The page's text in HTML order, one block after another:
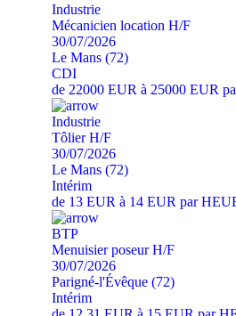
Industrie
Mécanicien location H/F
30/07/2026
Le Mans (72)
CDI
de 22000 EUR à 25000 EUR
Industrie
Tôlier H/F
30/07/2026
Le Mans (72)
Intérim
de 13 EUR à 14 EUR par
BTP
Menuisier poseur H/F
30/07/2026
Parigné-l'Évêque (72)
Intérim